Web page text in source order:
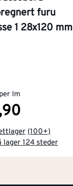
furu
1 28x120 mm
lm
(100+)
lager 124 steder